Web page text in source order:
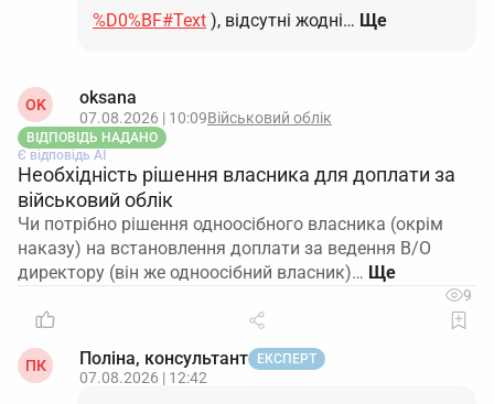
%D0%BF#Text ), відсутні жодні… Ще
OK oksana
07.08.2026 | 10:09Військовий облік
ВІДПОВІДЬ НАДАНО
Є відповідь АІ
Необхідність рішення власника для доплати за
військовий облік
Чи потрібно рішення одноосібного власника (окрім
наказу) на встановлення доплати за ведення В/О
директору (він же одноосібний власник)…
9
ПК Поліна, консультант ЕКСПЕРТ
07.08.2026 | 12:42